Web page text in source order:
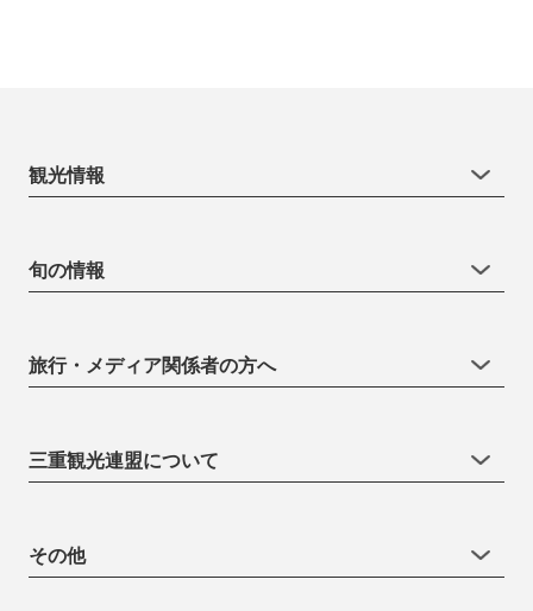
観光情報
旬の情報
旅行・メディア関係者の方へ
三重観光連盟について
その他